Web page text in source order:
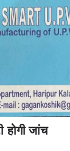
होगी जांच